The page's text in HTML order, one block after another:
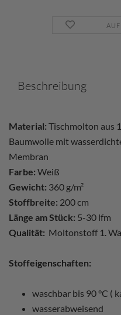
Beschreibung
Material: Tischmolton aus
Baumwolle mit
Membran
Farbe: Weiß
Gewicht: 360 g/m²
Stoffbreite: 200 cm
Länge am Stück: 5-30 lfm
Qualität: Moltonstoff 1.
Stoffeigenschaften:
waschbar bis 90 °C (
wasserabweisend